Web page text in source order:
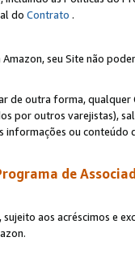
do Contrato .
seu Site não
de outra forma,
por outros varejistas),
ou
de
aos acréscimos e